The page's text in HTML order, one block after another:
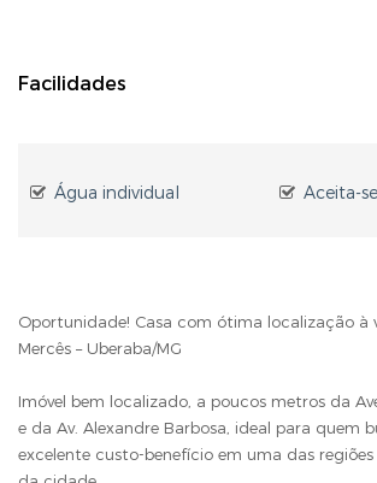
Facilidades
Água individual Aceita-
Oportunidade! Casa com ótima localização à
Mercês – Uberaba/MG
Imóvel bem localizado, a poucos metros da
e da Av. Alexandre Barbosa, ideal para quem
excelente custo-benefício em uma das